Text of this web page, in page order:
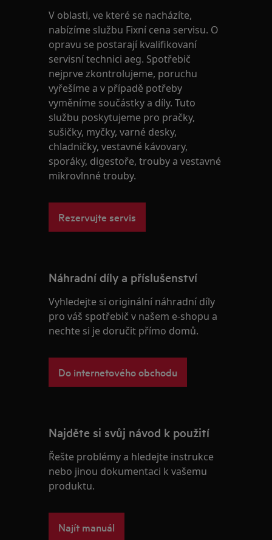
V oblasti, ve které se nacházíte,
nabízíme službu Fixní cena servisu. O
opravu se postarají kvalifikovaní
servisní technici aeg. Spotřebič
nejprve zkontrolujeme, poruchu
vyřešíme a v případě potřeby
vyměníme součástky a díly. Tuto
službu poskytujeme pro pračky,
sušičky, myčky, varné desky,
chladničky, vestavné kávovary,
sporáky, digestoře, trouby a vestavné
mikrovlnné trouby.
Rezervujte servis
Náhradní díly a příslušenství
Vyhledejte si originální náhradní díly
pro váš spotřebič v našem e-shopu a
nechte si je doručit přímo domů.
Do internetového obchodu
Najděte si svůj návod k použití
Řešte problémy a hledejte instrukce
nebo jinou dokumentaci k vašemu
produktu.
Najít manuál